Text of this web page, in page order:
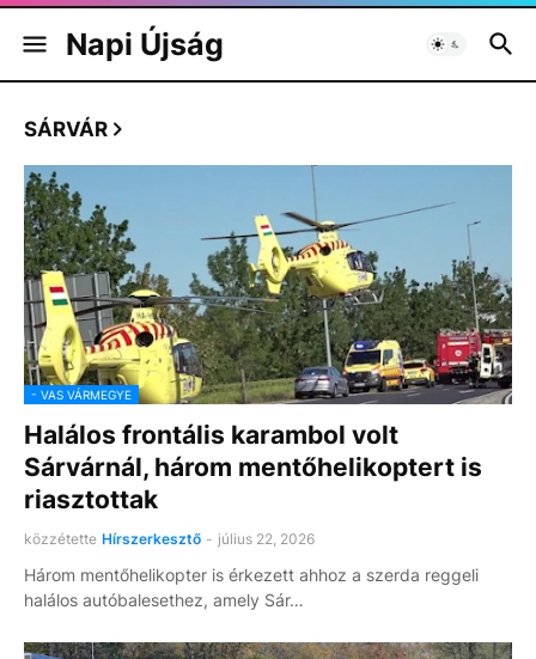
Napi Újság
SÁRVÁR
- VAS VÁRMEGYE
Halálos frontális karambol volt
Sárvárnál, három mentőhelikoptert is
riasztottak
közzétette Hírszerkesztő - július 22, 2026
Három mentőhelikopter is érkezett ahhoz a szerda reggeli
halálos autóbalesethez, amely Sár…